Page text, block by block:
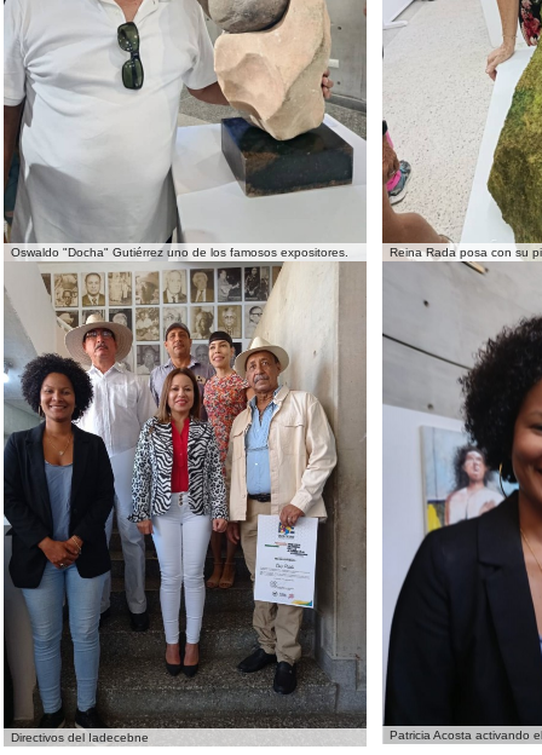
Oswaldo "Docha" Gutiérrez uno de los famosos expositores. Reina Rada posa con su
Directivos del Iadecebne Patricia Acosta activando